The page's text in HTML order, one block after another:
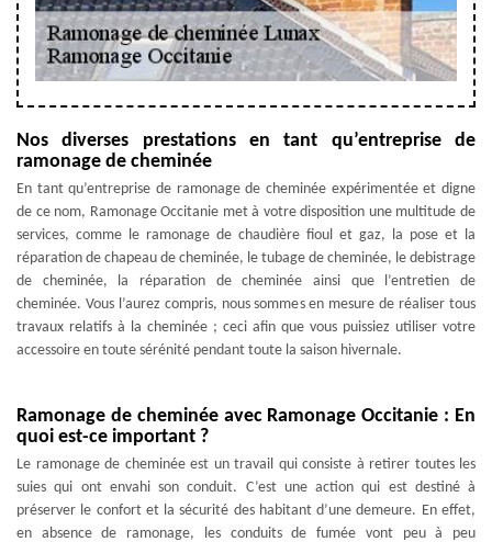
Nos diverses prestations en tant qu’entreprise de
ramonage de cheminée
En tant qu’entreprise de ramonage de cheminée expérimentée et digne
de ce nom, Ramonage Occitanie met à votre disposition une multitude de
services, comme le ramonage de chaudière fioul et gaz, la pose et la
réparation de chapeau de cheminée, le tubage de cheminée, le debistrage
de cheminée, la réparation de cheminée ainsi que l’entretien de
cheminée. Vous l’aurez compris, nous sommes en mesure de réaliser tous
travaux relatifs à la cheminée ; ceci afin que vous puissiez utiliser votre
accessoire en toute sérénité pendant toute la saison hivernale.
Ramonage de cheminée avec Ramonage Occitanie : En
quoi est-ce important ?
Le ramonage de cheminée est un travail qui consiste à retirer toutes les
suies qui ont envahi son conduit. C’est une action qui est destiné à
préserver le confort et la sécurité des habitant d’une demeure. En effet,
en absence de ramonage, les conduits de fumée vont peu à peu